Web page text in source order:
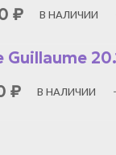
₽ В НАЛИЧИИ
Guillaume
₽ В НАЛИЧИИ